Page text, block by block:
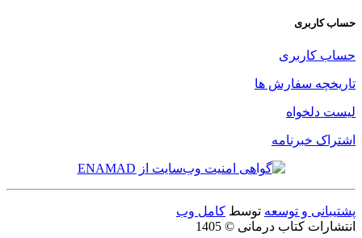
حساب کاربری
حساب کاربری
تاریخچه سفارش ها
لیست دلخواه
اشتراک خبرنامه
پشتیبانی و توسعه توسط کامل وب
انتشارات کتاب درمانی © 1405